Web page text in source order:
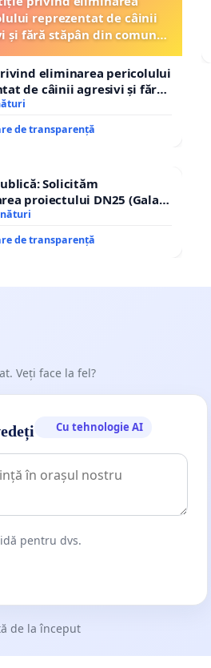
reprezentat de câinii
și fără stăpân din comuna
eliminarea pericolului
de câinii agresivi și fără
comuna Tunari
de transparență
Solicităm
proiectului DN25 (Galați
prin devierea
de transparență
Veți face la fel?
Cu tehnologie AI
pentru dvs.
de la început